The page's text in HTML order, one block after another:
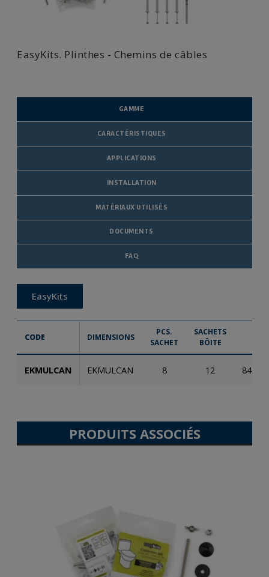
EasyKits. Plinthes - Chemins de câbles
GAMME
CARACTÉRISTIQUES
APPLICATIONS
INSTALLATION
MATÉRIAUX UTILISÉS
DOCUMENTS
FAQ
EasyKits
CODE DIMENSIONS
PCS.
SACHET
SACHETS
BÔITE
EKMULCAN EKMULCAN 8 12
PRODUITS ASSOCIÉS